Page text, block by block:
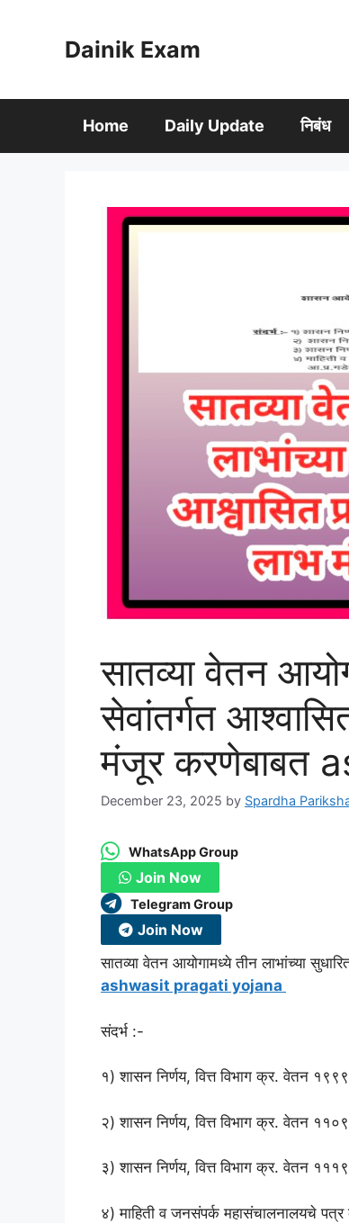
Dainik Exam
Home Daily Update निबंध
सातव्या वेतन
सेवांतर्गत
मंजूर करणेबाबत
December 23, 2025 by Spardha
WhatsApp Group
Join Now
Telegram Group
Join Now
सातव्या वेतन आयोगामध्ये तीन लाभांच्या
ashwasit pragati yojana
संदर्भ :-
१) शासन निर्णय, वित्त विभाग क्र. वेतन
२) शासन निर्णय, वित्त विभाग क्र. वेतन
३) शासन निर्णय, वित्त विभाग क्र. वेतन
४) माहिती व जनसंपर्क महासंचालनालयचे